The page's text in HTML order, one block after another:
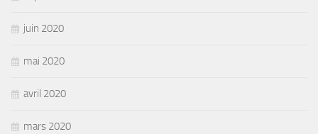
juin 2020
mai 2020
avril 2020
mars 2020